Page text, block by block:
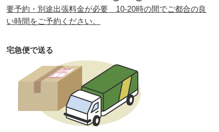
第35回人形供養祭令和2年2月13日(木)
第33回人形供養祭
第32回人形供養祭 令和元年6月12日(水)
第31回人形供養祭 平成31年3月13日(水)
第30回人形供養祭平成30年11月28日(水)
要予約・別途出張料金が必要 10-20時の間でご都合の良
い時間をご予約ください。
宅急便で送る